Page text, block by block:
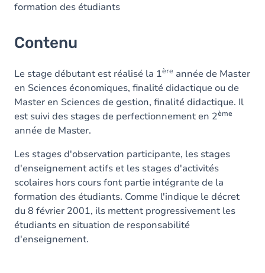
formation des étudiants
Contenu
Le stage débutant est réalisé la 1ère année de Master
en Sciences économiques, finalité didactique ou de
Master en Sciences de gestion, finalité didactique. Il
est suivi des stages de perfectionnement en 2ème
année de Master.
Les stages d'observation participante, les stages
d'enseignement actifs et les stages d'activités
scolaires hors cours font partie intégrante de la
formation des étudiants. Comme l'indique le décret
du 8 février 2001, ils mettent progressivement les
étudiants en situation de responsabilité
d'enseignement.